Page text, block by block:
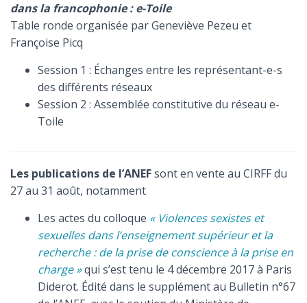
dans la francophonie : e-Toile
Table ronde organisée par Geneviève Pezeu et
Françoise Picq
Session 1 : Échanges entre les représentant-e-s
des différents réseaux
Session 2 : Assemblée constitutive du réseau e-
Toile
Les publications de l’ANEFsont en vente au CIRFF du
27 au 31 août, notamment
Les actes du colloque « Violences sexistes et
sexuelles dans l’enseignement supérieur et la
recherche : de la prise de conscience à la prise en
charge »qui s’est tenu le 4 décembre 2017 à Paris
Diderot. Édité dans le supplément au Bulletin n°67